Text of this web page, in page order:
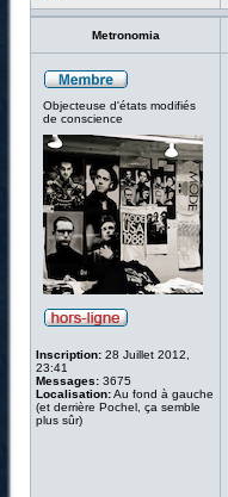
Metronomia
Objecteuse d'états modifiés
de conscience
Inscription: 28 Juillet 2012,
23:41
Messages: 3675
Localisation:Au fond à gauche
(et derrière Pochel, ça semble
plus sûr)